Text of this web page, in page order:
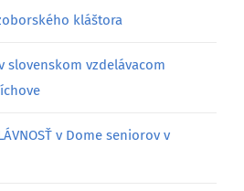
vzdelávacom
v Dome seniorov v